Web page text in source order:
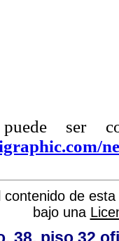
ser
contenido de
bajo una
38, piso 32